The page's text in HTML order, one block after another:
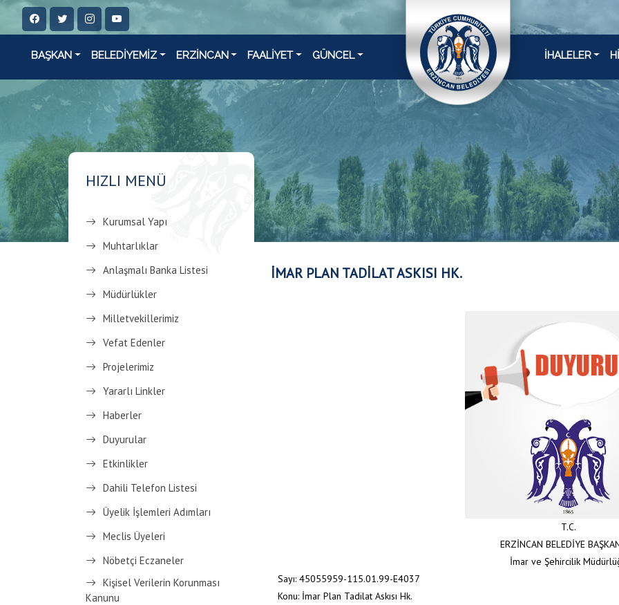
BAŞKAN BELEDİYEMİZ ERZİNCAN FAALİYET GÜNCEL İHALELER
HIZLI MENÜ
Kurumsal Yapı
Muhtarlıklar
Anlaşmalı Banka Listesi
Müdürlükler
Milletvekillerimiz
Vefat Edenler
Projelerimiz
Yararlı Linkler
Haberler
Duyurular
Etkinlikler
Dahili Telefon Listesi
Üyelik İşlemleri Adımları
Meclis Üyeleri
Nöbetçi Eczaneler
Kişisel Verilerin Korunması
Kanunu
İMAR PLAN TADİLAT ASKISI HK.
T.C.
ERZİNCAN BELEDİYE
İmar ve Şehircilik
Sayı: 45055959-115.01.99-E4037
Konu: İmar Plan Tadilat Askısı Hk.